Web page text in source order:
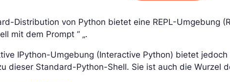
Distribution von Python bietet eine REPL-Umgebung
mit dem Prompt “ „.
IPython-Umgebung (Interactive Python) bietet
dieser Standard-Python-Shell. Sie ist auch die Wurzel